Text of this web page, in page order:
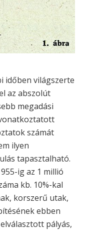
időben világszerte
az abszolút
megadási
számát
ilyen
tapasztalható.
ig az 1 millió
kb. 10%-kal
korszerű utak,
ebben
pályás,